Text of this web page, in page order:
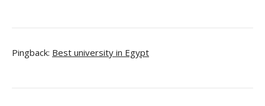
Pingback: Best university in Egypt